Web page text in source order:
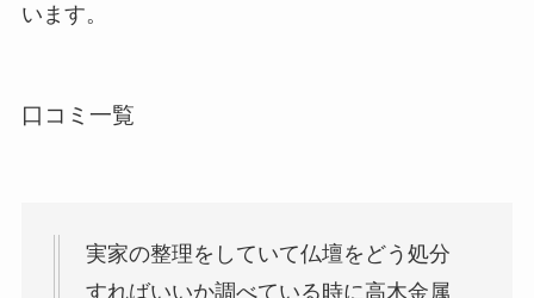
います。
口コミ一覧
実家の整理をしていて仏壇をどう処分
すればいいか調べている時に高木金属